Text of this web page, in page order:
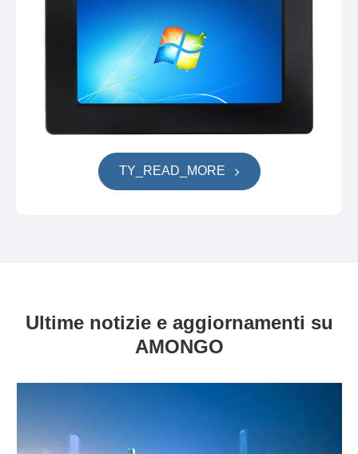
TY_READ_MORE
Ultime notizie e aggiornamenti su
AMONGO